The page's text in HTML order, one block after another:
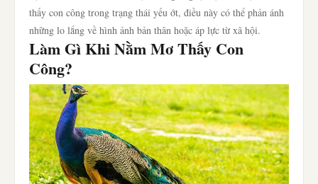
thấy con công trong trạng thái yếu ớt, điều này có thể phản ánh
những lo lắng về hình ảnh bản thân hoặc áp lực từ xã hội.
Làm Gì Khi Nằm Mơ Thấy Con
Công?